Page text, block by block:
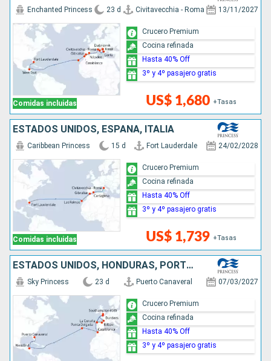
Comidas incluidas
Enchanted Princess 23 d Civitavecchia - Roma 13/11/2027
US$ 1,680 +Tasas
Crucero Premium
Cocina refinada
Hasta 40% Off
3º y 4º pasajero gratis
ESTADOS UNIDOS, ESPAÑA, ITALIA
Comidas incluidas
Caribbean Princess 15 d Fort Lauderdale 24/02/2028
US$ 1,739 +Tasas
Crucero Premium
Cocina refinada
Hasta 40% Off
3º y 4º pasajero gratis
ESTADOS UNIDOS, HONDURAS, PORTUGAL, MARRUECOS, ESPAÑA, FRANCIA, REINO UNIDO
Sky Princess 23 d Puerto Canaveral 07/03/2027
Crucero Premium
Cocina refinada
Hasta 40% Off
3º y 4º pasajero gratis